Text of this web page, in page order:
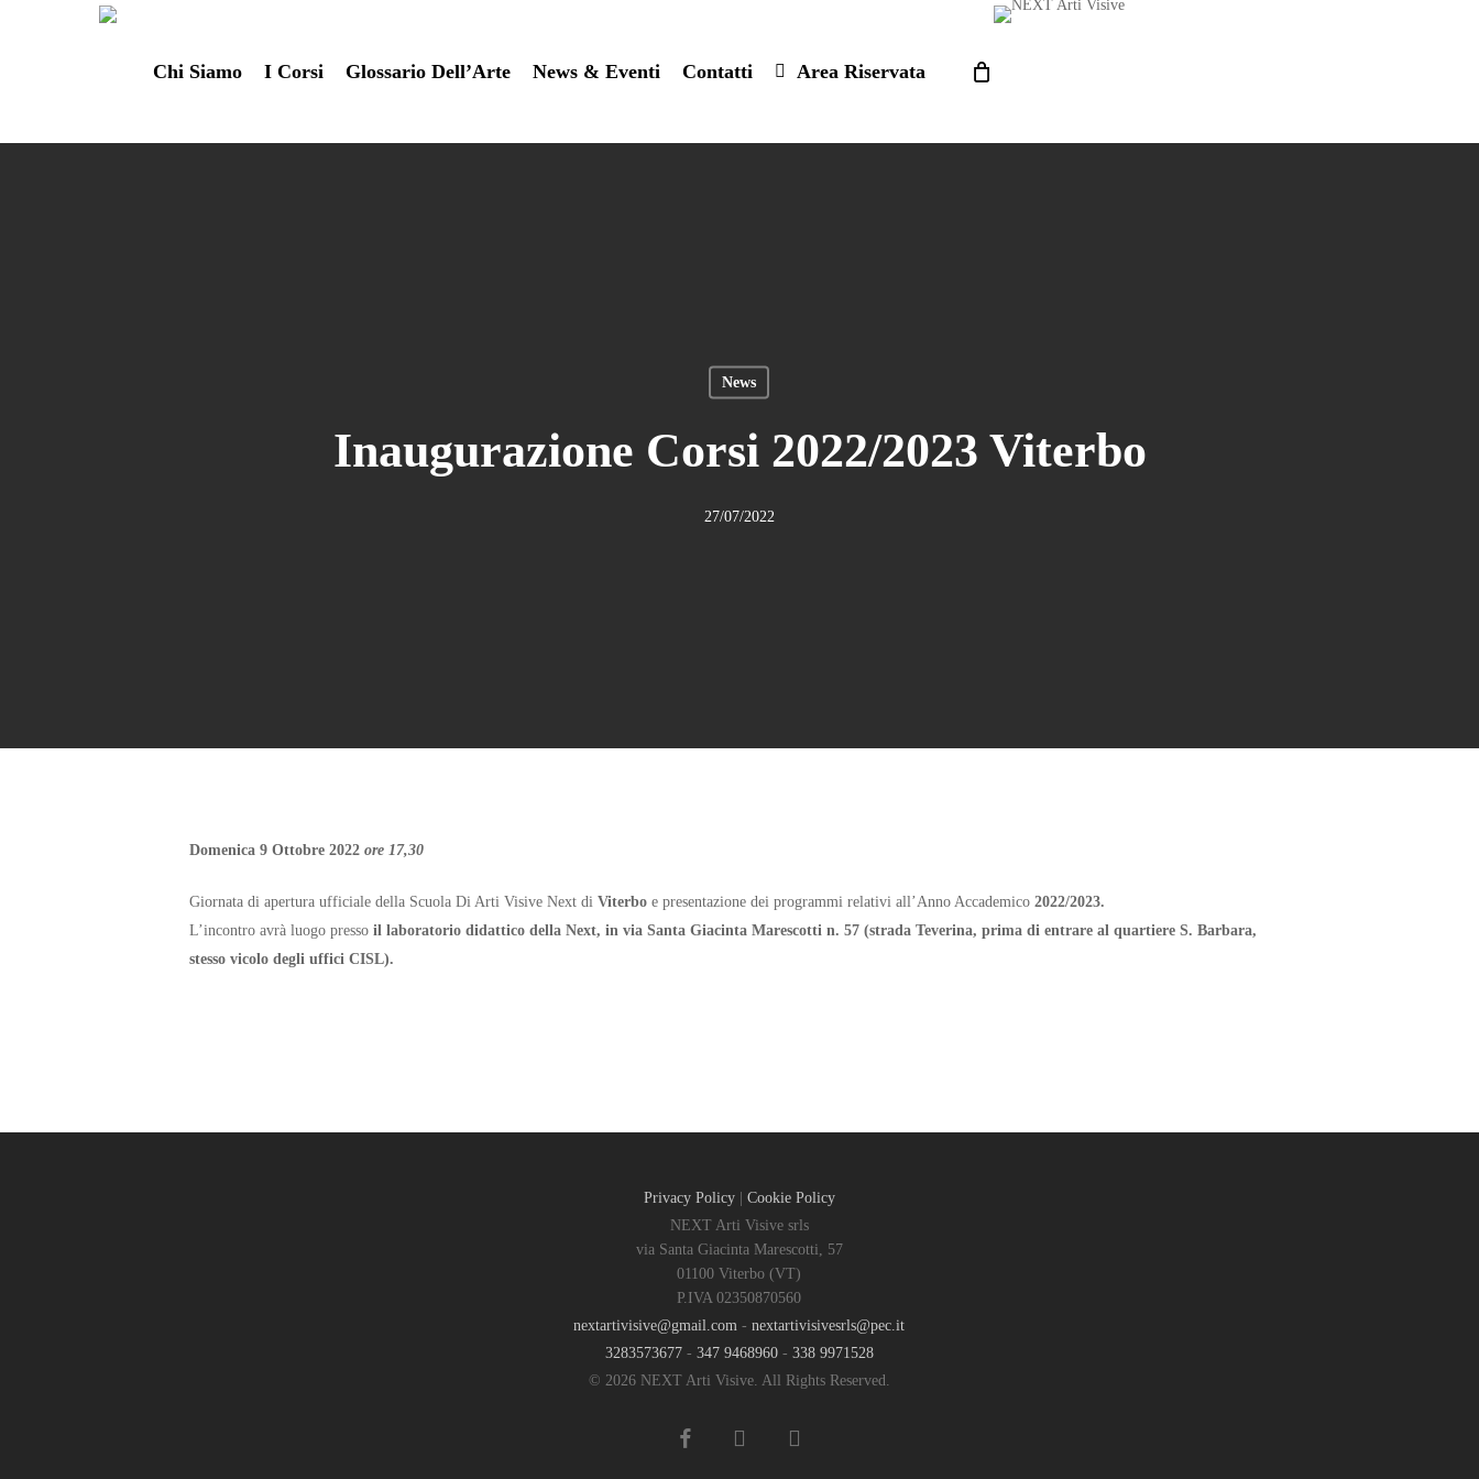
Chi Siamo I Corsi Glossario Dell’Arte News & Eventi Contatti Area Riservata
News
Inaugurazione Corsi 2022/2023 Viterbo
27/07/2022
Domenica 9 Ottobre 2022 ore 17,30
Giornata di apertura ufficiale della Scuola Di Arti Visive Next di Viterbo e presentazione dei programmi relativi all’Anno Accademico 2022/2023.
L’incontro avrà luogo presso il laboratorio didattico della Next, in via Santa Giacinta Marescotti n. 57 (strada Teverina, prima di entrare al quartiere S. Barbara,
stesso vicolo degli uffici CISL).
Privacy Policy| Cookie Policy
NEXT Arti Visive srls
via Santa Giacinta Marescotti, 57
01100 Viterbo (VT)
P.IVA 02350870560
nextartivisive@gmail.com -nextartivisivesrls@pec.it
3283573677- 347 9468960- 338 9971528
© 2026 NEXT Arti Visive. All Rights Reserved.
facebook google-
instagram